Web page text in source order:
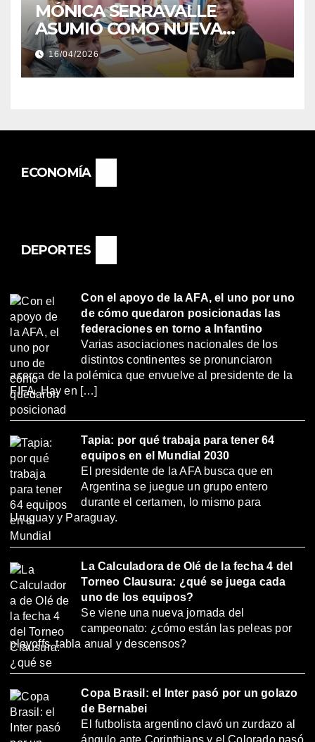
MÓNICA SERRAVALLE
ASUMIÓ COMO NUEVA
DIRECTORA DEL E.E.S. N° 82
«RENÉ FAVALORO» DE
BASAIL.
16/04/2026
ECONOMÍA
DEPORTES
Con el apoyo de la AFA, el uno por uno
de cómo quedaron posicionadas las
federaciones en torno a Infantino
Varias asociaciones nacionales de los
distintos continentes se pronunciaron
acerca de la polémica que envuelve al presidente de la
FIFA. Hay en […]
Tapia: por qué trabaja para tener 64
equipos en el Mundial 2030
El presidente de la AFA busca que en
Argentina se juegue un grupo entero
durante el certamen, lo mismo para
Uruguay y Paraguay.
La Calculadora de Olé de la fecha 4 del
Torneo Clausura: ¿qué se juega cada
uno de los equipos?
Se viene una nueva jornada del
campeonato: ¿cómo están las peleas por
playoffs, tabla anual y descensos?
Copa Brasil: el Inter pasó por un golazo
de Bernabei
El futbolista argentino clavó un zurdazo al